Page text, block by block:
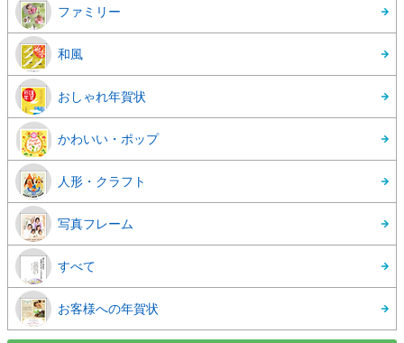
ファミリー
和風
おしゃれ年賀状
かわいい・ポップ
人形・クラフト
写真フレーム
すべて
お客様への年賀状